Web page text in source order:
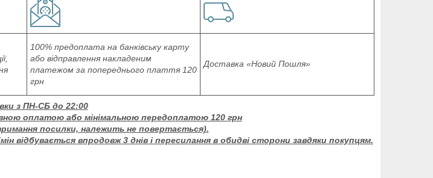
100% предоплата на банківську карту
або відправлення накладеним
платежом за попереднього плаття 120
грн
Доставка «Новий Пошля»
з ПН-СБ до 22:00
оплатою або мінімальною передоплатою 120 грн
посилки, належить не повертається).
відбувається впродовж 3 днів і пересилання в обидві сторони завдяки покупцям.